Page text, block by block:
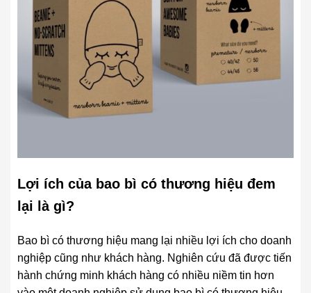
Lợi ích của bao bì có thương hiệu đem
lại là gì?
Bao bì có thương hiệu mang lại nhiều lợi ích cho doanh
nghiệp cũng như khách hàng. Nghiên cứu đã được tiến
hành chứng minh khách hàng có nhiều niềm tin hơn